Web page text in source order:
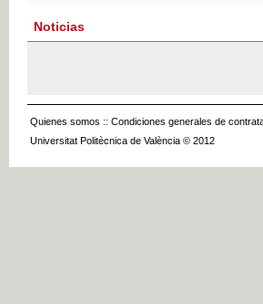
Noticias
Quienes somos :: Condiciones generales de
Universitat Politècnica de València © 2012